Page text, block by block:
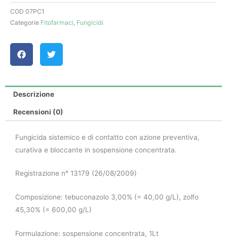
COD 07PC1
Categorie Fitofarmaci Fungicidi
Descrizione
Recensioni (0)
Fungicida sistemico e di contatto con azione preventiva,
curativa e bloccante in sospensione concentrata.
Registrazione n° 13179 (26/08/2009)
Composizione: tebuconazolo 3,00% (= 40,00 g/L), zolfo
45,30% (= 600,00 g/L)
Formulazione: sospensione concentrata, 1Lt